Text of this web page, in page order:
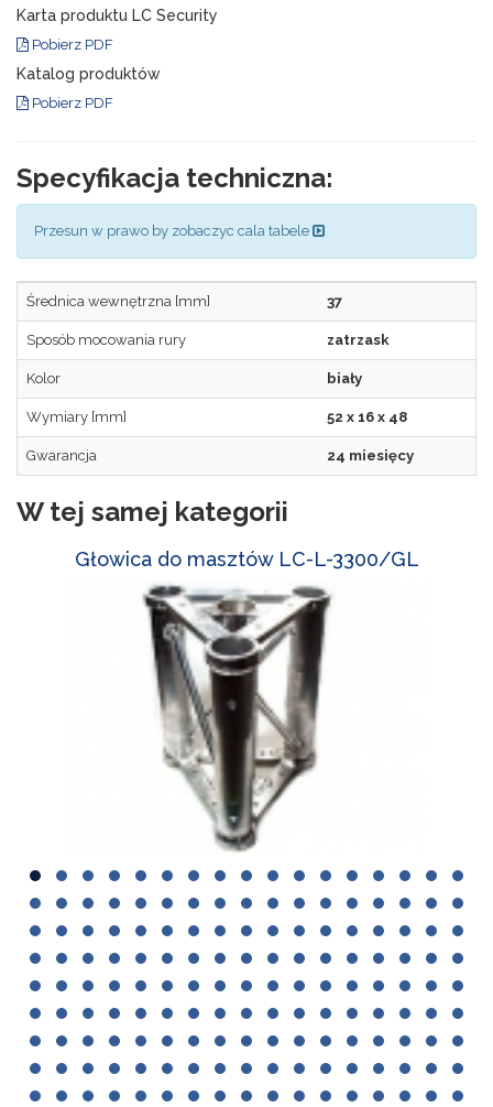
Karta produktu LC Security
Pobierz PDF
Katalog produktów
Pobierz PDF
Specyfikacja techniczna:
Przesun w prawo by zobaczyc cala tabele
Średnica wewnętrzna [mm] 37
Sposób mocowania rury zatrzask
Kolor biały
Wymiary [mm] 52 x 16 x 48
Gwarancja 24 miesięcy
W tej samej kategorii
Głowica do masztów LC-L-3300/GL